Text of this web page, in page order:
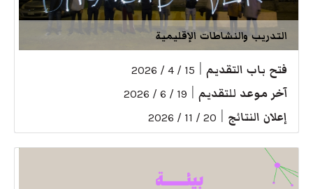
التدريب والنشاطات الإقليمية
فتح باب التقديم 15 / 4 / 2026
آخر موعد للتقديم 19 / 6 / 2026
إعلان النتائج 20 / 11 / 2026